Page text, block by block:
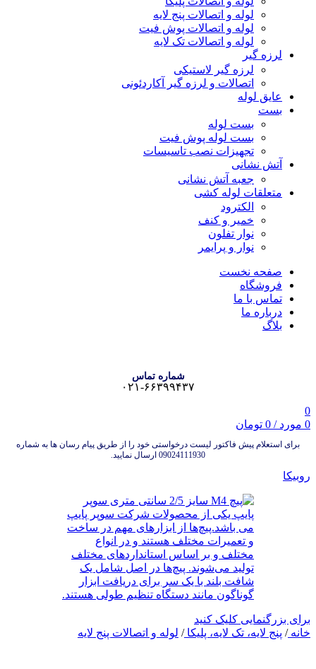
لوله و اتصالات پنج لایه
لوله و اتصالات پوش فیت
لوله و اتصالات تک لایه
لرزه گیر
لرزه گیر لاستیکی
اتصالات و لرزه گیر آکاردئونی
عایق لوله
بست
بست لوله
بست لوله پوش فیت
تجهیزات نصب تاسیسات
آتش نشانی
جعبه آتش نشانی
متعلقات لوله کشی
الکترود
خمیر و کنف
نوار تفلون
نوار و پرایمر
صفحه نخست
فروشگاه
تماس با ما
درباره ما
بلاگ
شماره تماس
۰۲۱-۶۶۳۹۹۴۳۷
0
0 مورد /
0 تومان
برای استعلام پیش فاکتور لیست درخواستی خود را از طریق پیام رسان ها به شماره
09024111930 ارسال نمایید.
روبیکا
برای بزرگنمایی کلیک کنید
خانه/ پنج لایه، تک لایه، پلیکا/ لوله و اتصالات پنج لایه